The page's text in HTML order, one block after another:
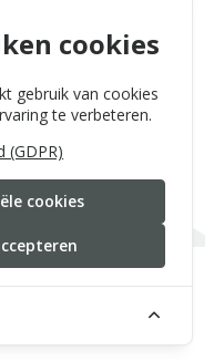
Mechelen |
cookies
gebruik van cookies
te verbeteren.
(GDPR)
cookies